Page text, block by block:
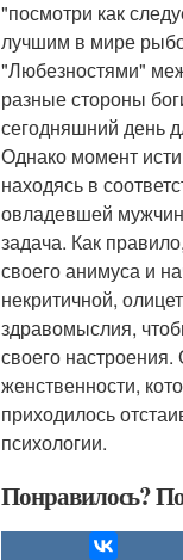
"посмотри как
лучшим в мире
"Любезностями"
разные стороны
сегодняшний день
Однако момент
находясь в
овладевшей
задача. Как
своего анимуса и
некритичной,
здравомыслия,
своего
женственности,
приходилось
психологии.
Понравилось?